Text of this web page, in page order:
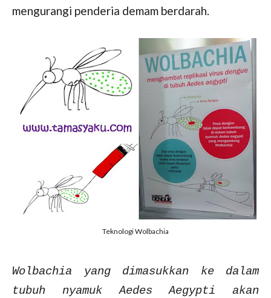
mengurangi penderia demam berdarah.
Teknologi Wolbachia
Wolbachia yang dimasukkan ke dalam
tubuh nyamuk Aedes Aegypti akan